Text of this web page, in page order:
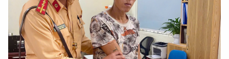
BẠN ĐỌC & CAND
ĐA PHƯƠNG TIỆN
eMagazine
Podcast